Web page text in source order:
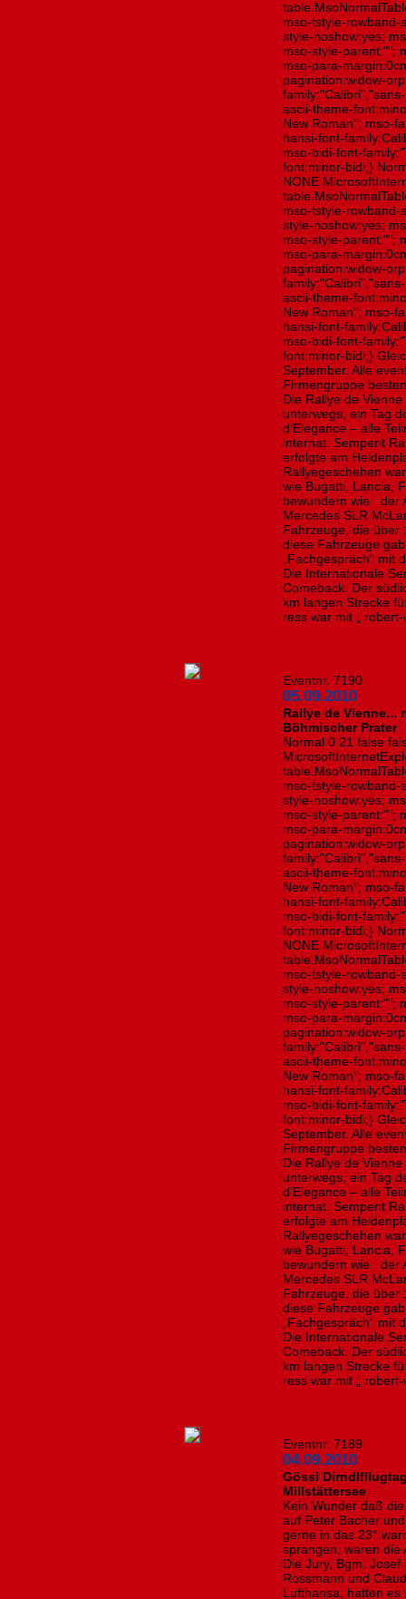
mso-tstyle-rowband-
style-noshow:yes;
mso-style-parent:"";
mso-para-
pagination:widow-
ascii-theme-
New Roman"; mso-
hansi-font-
mso-bidi-font-
font:minor-bidi;}
NONE
mso-tstyle-rowband-
style-noshow:yes;
mso-style-parent:"";
mso-para-
pagination:widow-
ascii-theme-
New Roman"; mso-
hansi-font-
mso-bidi-font-
font:minor-bidi;}
September. Alle
Firmengruppe
Die Rallye de
unterwegs, ein Tag
d’Elegance – alle
internat. Semperit
erfolgte am
Rallyegeschehen
wie Bugatti, Lancia,
bewundern wie der
Mercedes SLR
Fahrzeuge, die über
diese Fahrzeuge
„Fachgespräch“
Die Internationale
Comeback. Der
km langen Strecke
ress war mit „
Eventnr. 7190
05.09.2010
Rallye de Vienne...
Böhmischer Prater
Normal 0 21 false
mso-tstyle-rowband-
style-noshow:yes;
mso-style-parent:"";
mso-para-
pagination:widow-
ascii-theme-
New Roman"; mso-
hansi-font-
mso-bidi-font-
font:minor-bidi;}
NONE
mso-tstyle-rowband-
style-noshow:yes;
mso-style-parent:"";
mso-para-
pagination:widow-
ascii-theme-
New Roman"; mso-
hansi-font-
mso-bidi-font-
font:minor-bidi;}
September. Alle
Firmengruppe
Die Rallye de
unterwegs, ein Tag
d’Elegance – alle
internat. Semperit
erfolgte am
Rallyegeschehen
wie Bugatti, Lancia,
bewundern wie der
Mercedes SLR
Fahrzeuge, die über
diese Fahrzeuge
„Fachgespräch“
Die Internationale
Comeback. Der
km langen Strecke
ress war mit „
Eventnr. 7189
04.09.2010
Gössl
Millstättersee
Kein Wunder daß
auf Peter Bacher
gerne in das 23°
sprangen, waren die
Die Jury, Bgm.
Rossmann und
Lufthansa, hatten es